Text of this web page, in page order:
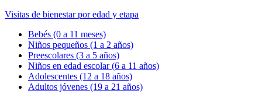
Visitas de bienestar por edad y etapa
Bebés (0 a 11 meses)
Niños pequeños (1 a 2 años)
Preescolares (3 a 5 años)
Niños en edad escolar (6 a 11 años)
Adolescentes (12 a 18 años)
Adultos jóvenes (19 a 21 años)